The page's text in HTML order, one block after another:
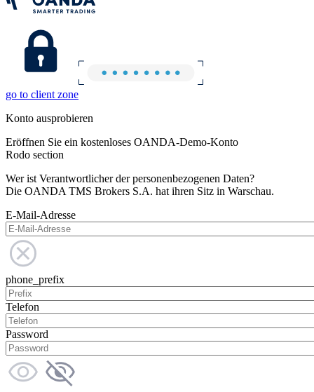
go to client zone
Konto ausprobieren
Eröffnen Sie ein kostenloses OANDA-Demo-Konto
Rodo section
Wer ist Verantwortlicher der personenbezogenen Daten?
Die OANDA TMS Brokers S.A. hat ihren Sitz in Warschau.
E-Mail-Adresse
phone_prefix
Telefon
Password